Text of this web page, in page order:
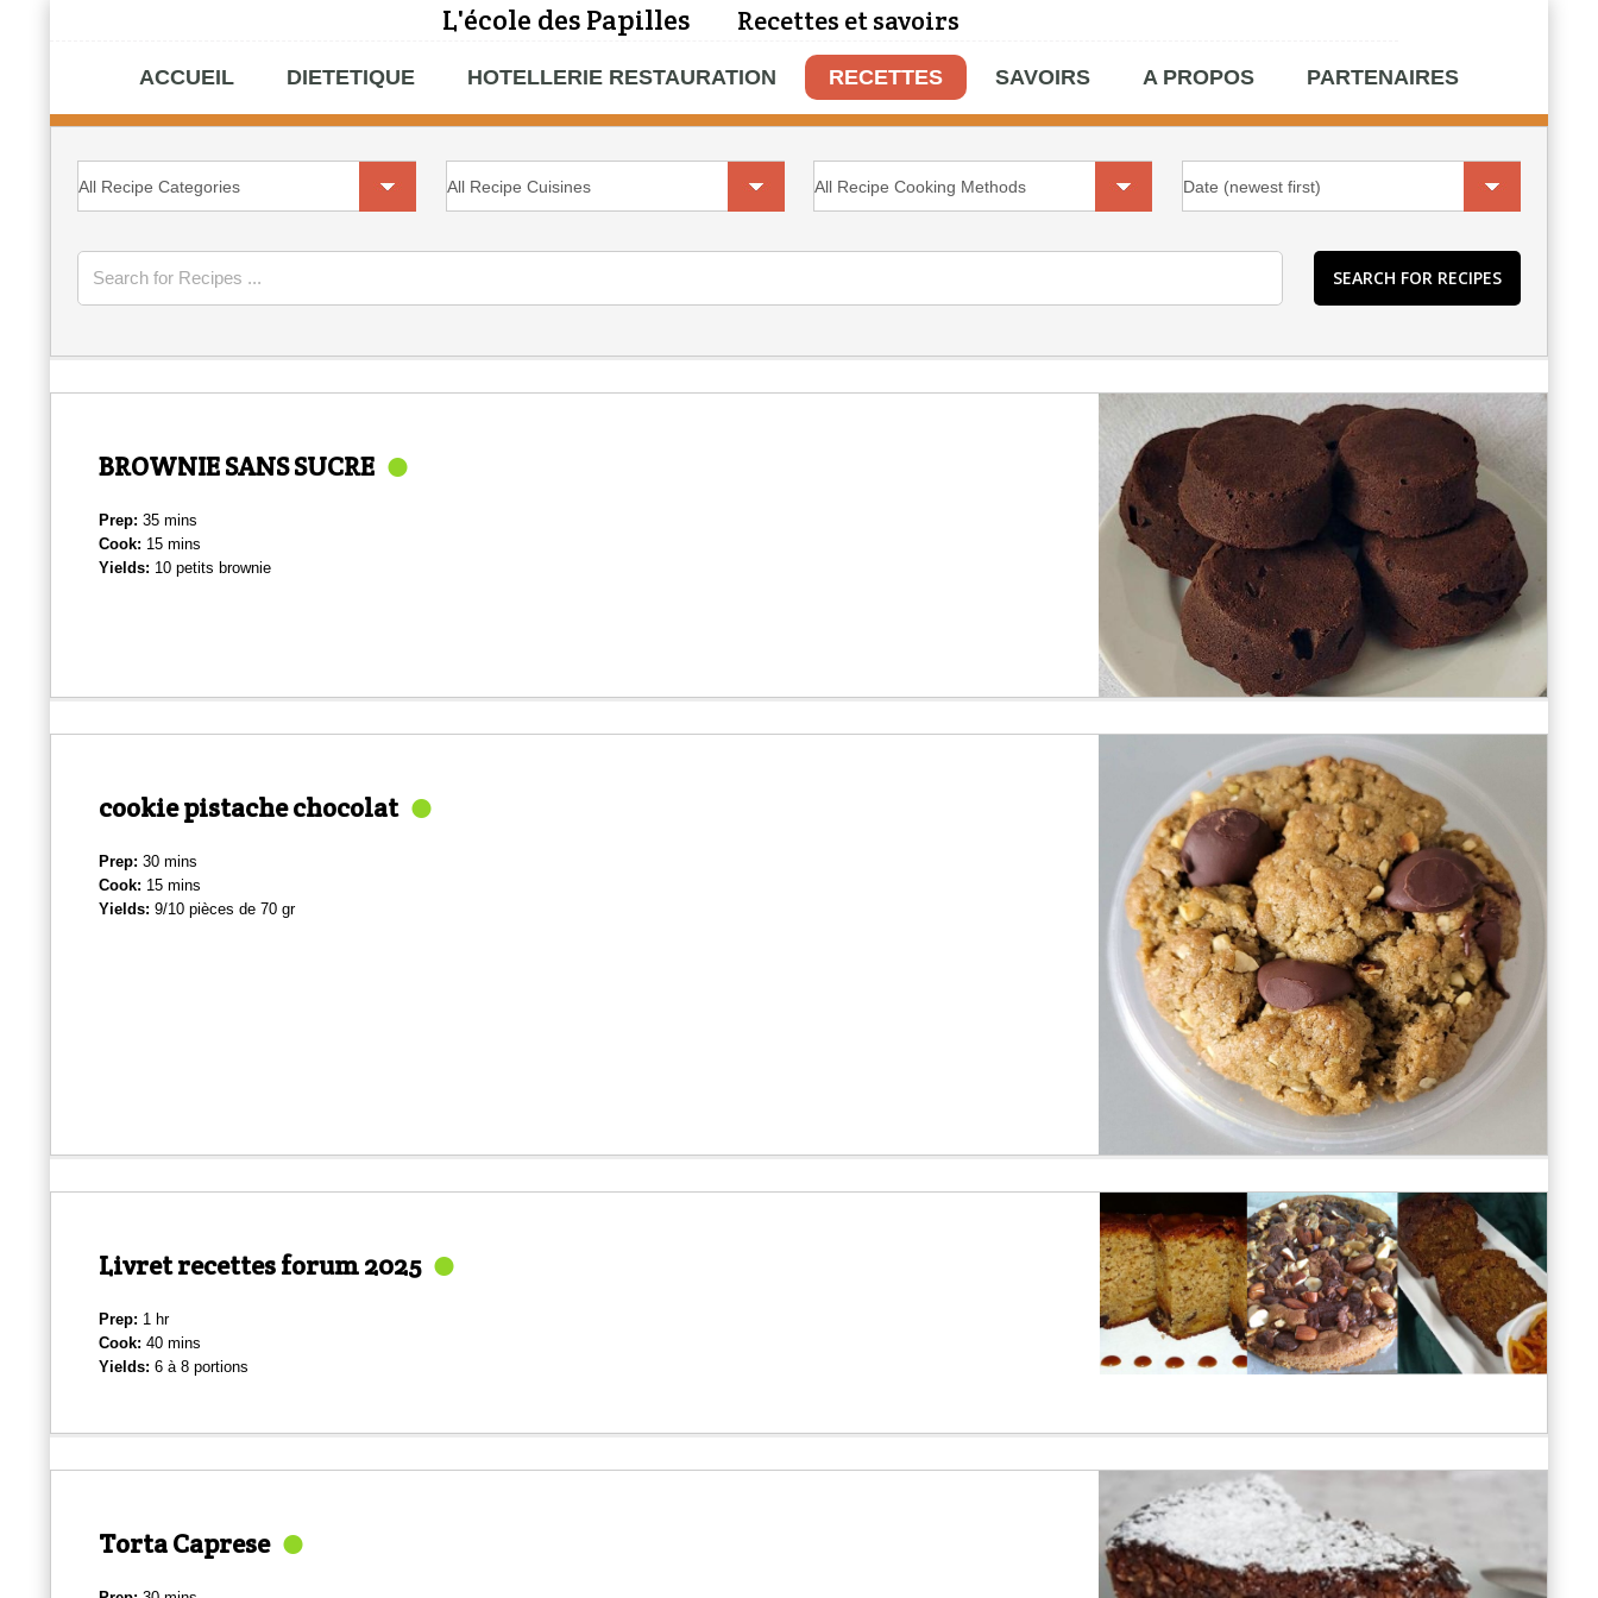
L'école des Papilles Recettes et savoirs
ACCUEIL DIETETIQUE HOTELLERIE RESTAURATION RECETTES SAVOIRS A PROPOS PARTENAIRES
Search for Recipes ...
BROWNIE SANS SUCRE
Prep: 35 mins
Cook: 15 mins
Yields: 10 petits brownie
cookie pistache chocolat
Prep: 30 mins
Cook: 15 mins
Yields: 9/10 pièces de 70 gr
Livret recettes forum 2025
Prep: 1 hr
Cook: 40 mins
Yields: 6 à 8 portions
Torta Caprese